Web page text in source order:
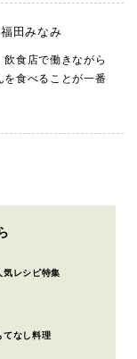
福田みなみ
食店で働きながら
を食べることが一番
レシピ特集
なし料理